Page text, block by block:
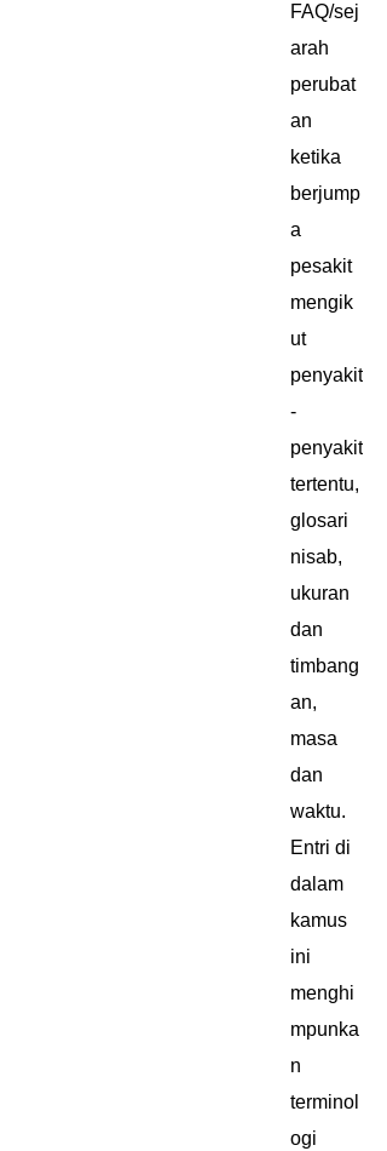
FAQ/sej
arah
perubat
an
ketika
berjump
a
pesakit
mengik
ut
penyakit
-
penyakit
tertentu,
glosari
nisab,
ukuran
dan
timbang
an,
masa
dan
waktu.
Entri di
dalam
kamus
ini
menghi
mpunka
n
terminol
ogi